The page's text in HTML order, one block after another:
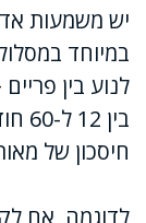
יש משמעות
במיוחד
חיסכון של